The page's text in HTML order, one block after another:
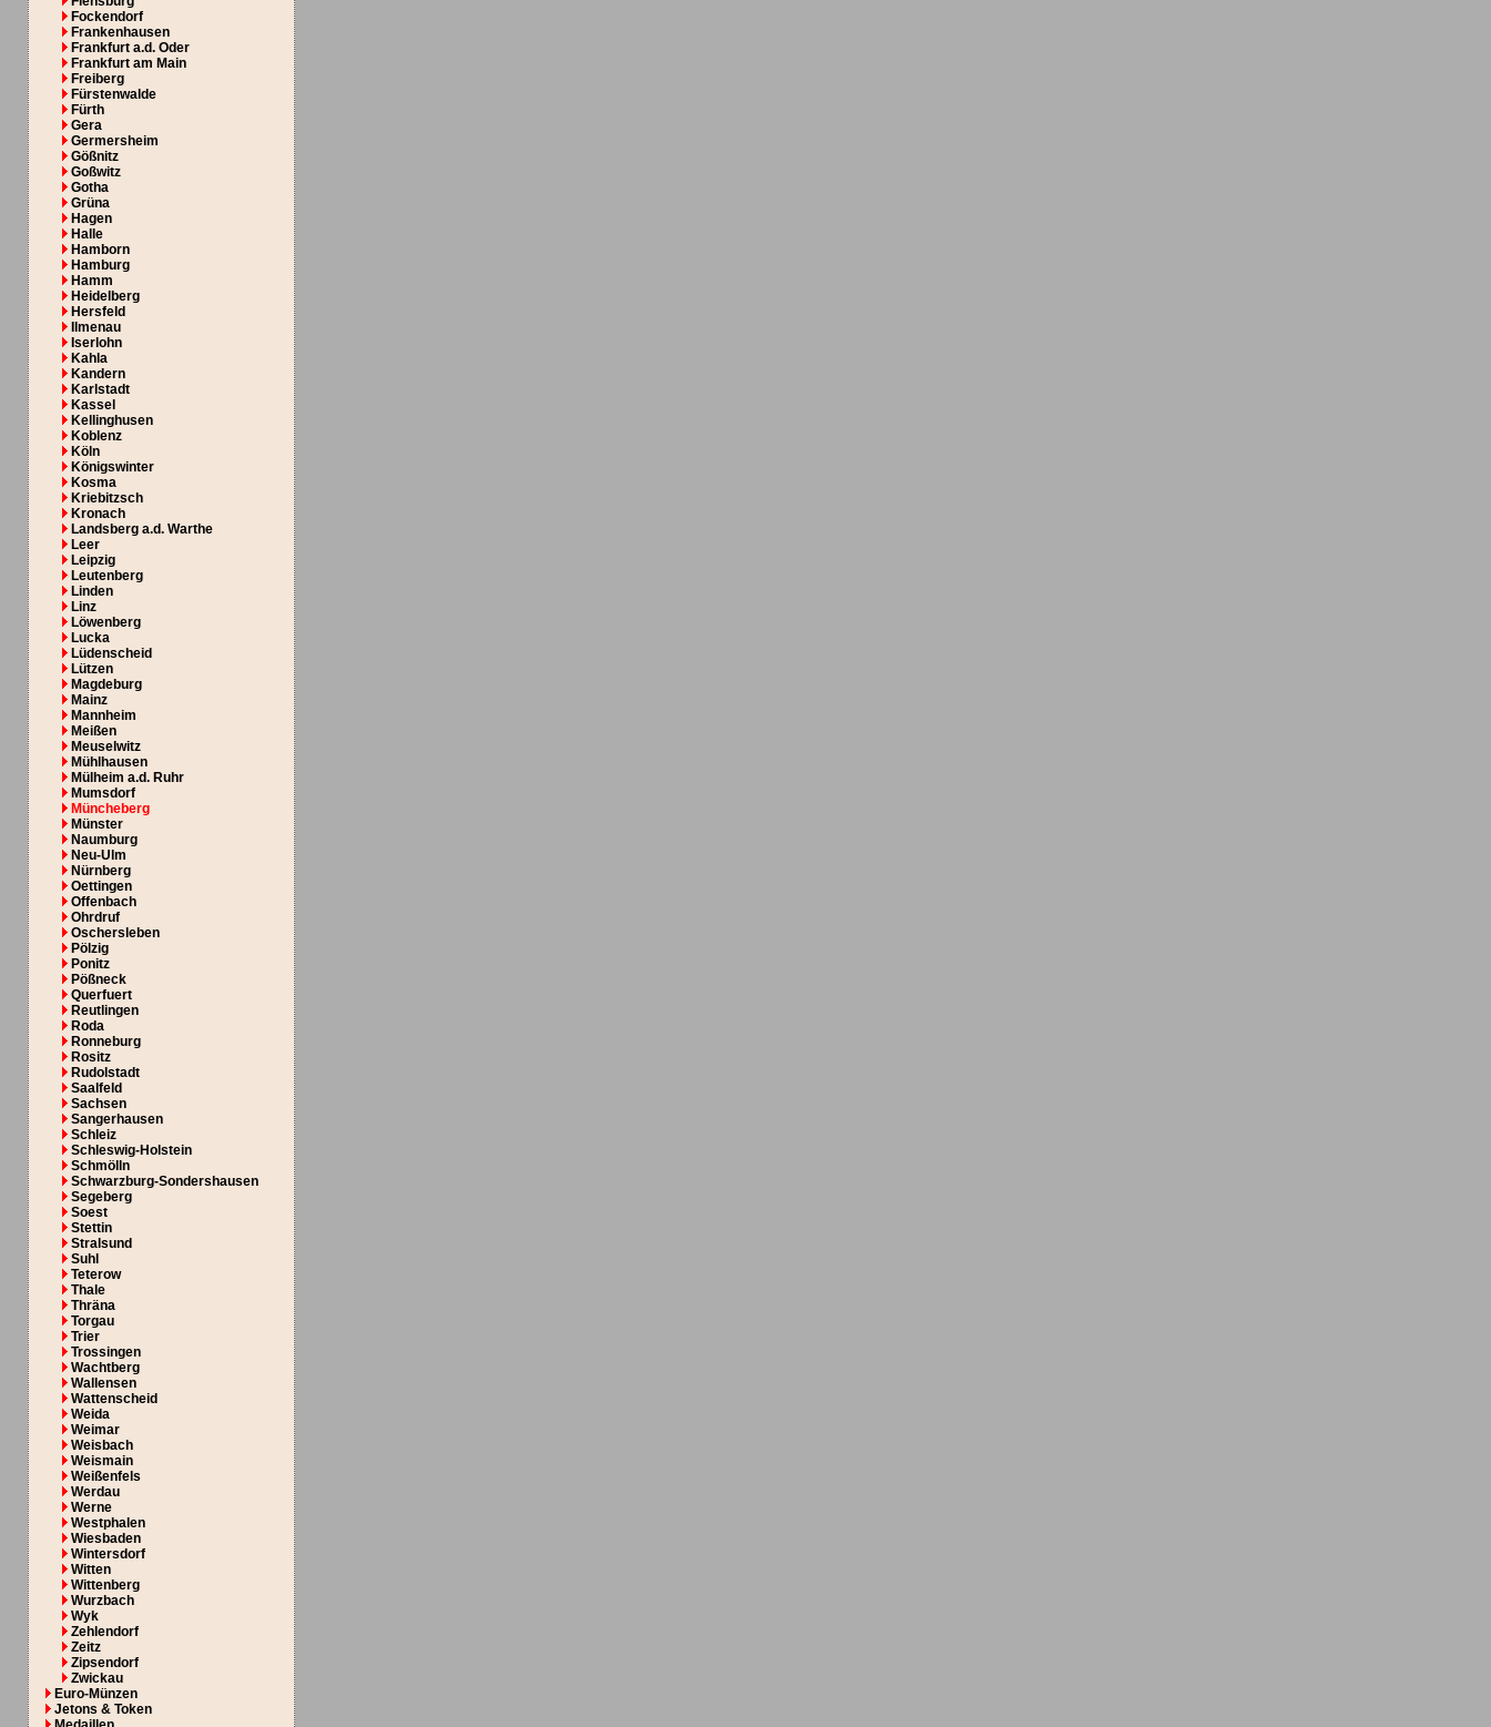
Fockendorf
Frankenhausen
Frankfurt a.d. Oder
Frankfurt am Main
Freiberg
Fürstenwalde
Fürth
Gera
Germersheim
Gößnitz
Goßwitz
Gotha
Grüna
Hagen
Halle
Hamborn
Hamburg
Hamm
Heidelberg
Hersfeld
Ilmenau
Iserlohn
Kahla
Kandern
Karlstadt
Kassel
Kellinghusen
Koblenz
Köln
Königswinter
Kosma
Kriebitzsch
Kronach
Landsberg a.d. Warthe
Leer
Leipzig
Leutenberg
Linden
Linz
Löwenberg
Lucka
Lüdenscheid
Lützen
Magdeburg
Mainz
Mannheim
Meißen
Meuselwitz
Mühlhausen
Mülheim a.d. Ruhr
Mumsdorf
Müncheberg
Münster
Naumburg
Neu-Ulm
Nürnberg
Oettingen
Offenbach
Ohrdruf
Oschersleben
Pölzig
Ponitz
Pößneck
Querfuert
Reutlingen
Roda
Ronneburg
Rositz
Rudolstadt
Saalfeld
Sachsen
Sangerhausen
Schleiz
Schleswig-Holstein
Schmölln
Schwarzburg-Sondershausen
Segeberg
Soest
Stettin
Stralsund
Suhl
Teterow
Thale
Thräna
Torgau
Trier
Trossingen
Wachtberg
Wallensen
Wattenscheid
Weida
Weimar
Weisbach
Weismain
Weißenfels
Werdau
Werne
Westphalen
Wiesbaden
Wintersdorf
Witten
Wittenberg
Wurzbach
Wyk
Zehlendorf
Zeitz
Zipsendorf
Zwickau
Euro-Münzen
Jetons & Token